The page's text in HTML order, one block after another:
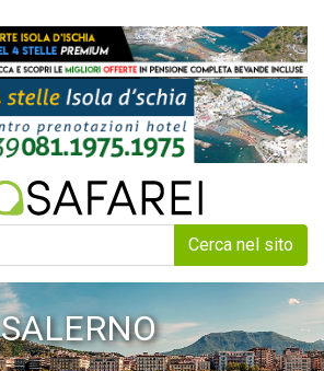
Cerca nel sito
SALERNO